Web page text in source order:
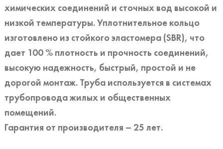
химических соединений и сточных вод высокой и
низкой температуры. Уплотнительное кольцо
изготовлено из стойкого эластомера (SBR), что
дает 100 % плотность и прочность соединений,
высокую надежность, быстрый, простой и не
дорогой монтаж. Труба используется в системах
трубопровода жилых и общественных
помещений.
Гарантия от производителя – 25 лет.